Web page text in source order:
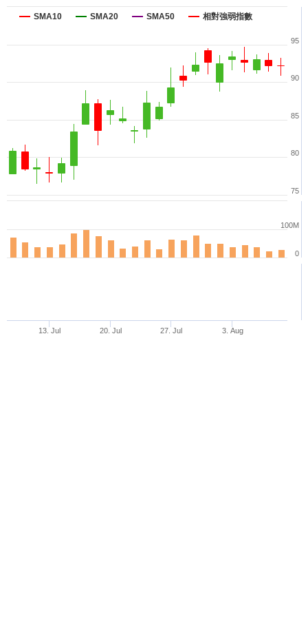
SMA10 SMA20 SMA50 相對強弱指數
13. Jul 20. Jul 27. Jul 3. Aug
75
80
85
90
95
0
100M